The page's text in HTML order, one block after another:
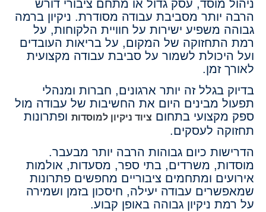
ניהול מוסד, עסק גדול או מתחם ציבורי דורש
הרבה יותר מסביבת עבודה מסודרת. ניקיון ברמה
גבוהה משפיע ישירות על חוויית הלקוחות, על
רמת התחזוקה של המקום, על בריאות העובדים
ועל היכולת לשמור על סביבת עבודה מקצועית
לאורך זמן.
בדיוק בגלל זה יותר ארגונים, חברות ומנהלי
תפעול מבינים היום את החשיבות של עבודה מול
ספק מקצועי בתחום ציוד ניקיון למוסדות ופתרונות
תחזוקה לעסקים.
הדרישות כיום גבוהות הרבה יותר מבעבר.
מוסדות, משרדים, בתי ספר, מסעדות, אולמות
אירועים ומתחמים ציבוריים מחפשים פתרונות
שמאפשרים עבודה יעילה, חיסכון בזמן ושמירה
על רמת ניקיון גבוהה באופן קבוע.